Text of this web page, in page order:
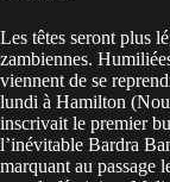
Les têtes seront plus
zambiennes.
viennent de se
lundi à Hamilton
inscrivait le premier
l’inévitable Bardra
marquant au passage